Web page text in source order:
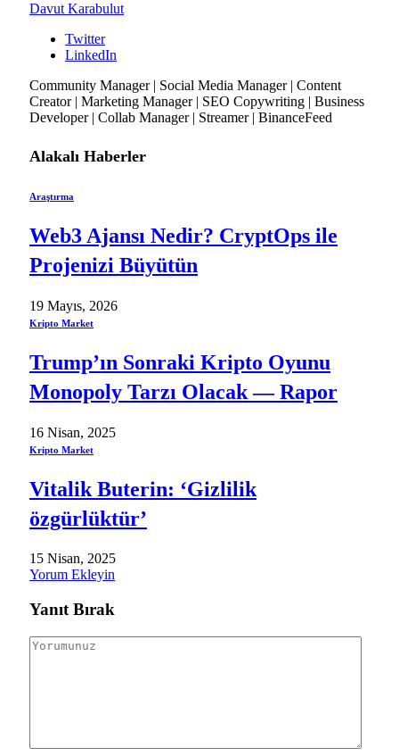
Davut Karabulut
Twitter
LinkedIn
Community Manager | Social Media Manager | Content
Creator | Marketing Manager | SEO Copywriting | Business
Developer | Collab Manager | Streamer | BinanceFeed
Alakalı Haberler
Araştırma
Web3 Ajansı Nedir? CryptOps ile
Projenizi Büyütün
19 Mayıs, 2026
Kripto Market
Trump’ın Sonraki Kripto Oyunu
Monopoly Tarzı Olacak — Rapor
16 Nisan, 2025
Kripto Market
Vitalik Buterin: ‘Gizlilik
özgürlüktür’
15 Nisan, 2025
Yorum Ekleyin
Yanıt Bırak